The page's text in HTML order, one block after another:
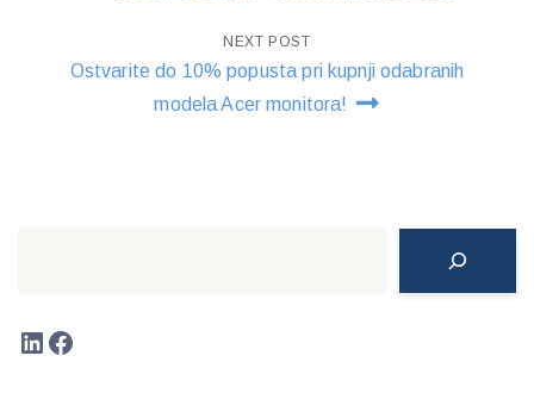
navigationNEXT POST
Ostvarite do 10% popusta pri kupnji odabranih
modela Acer monitora!
LinkedIn
Facebook